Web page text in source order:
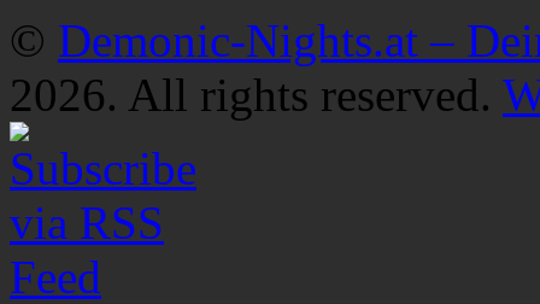
© Demonic-Nights.at –
2026. All rights reserved.